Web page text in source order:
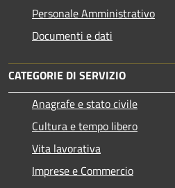
Personale Amministrativo
Documenti e dati
CATEGORIE DI SERVIZIO
Anagrafe e stato civile
Cultura e tempo libero
Vita lavorativa
Imprese e Commercio